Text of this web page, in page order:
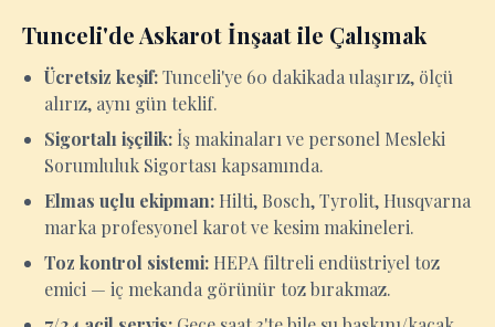
Tunceli'de Askarot İnşaat ile Çalışmak
Ücretsiz keşif:Tunceli'ye 60 dakikada ulaşırız, ölçü
alırız, aynı gün teklif.
Sigortalı işçilik: İş makinaları ve personel Mesleki
Sorumluluk Sigortası kapsamında.
Elmas uçlu ekipman: Hilti, Bosch, Tyrolit, Husqvarna
marka profesyonel karot ve kesim makineleri.
Toz kontrol sistemi: HEPA filtreli endüstriyel toz
emici — iç mekanda görünür toz bırakmaz.